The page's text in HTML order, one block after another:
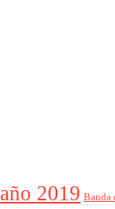
año 2019 Banda